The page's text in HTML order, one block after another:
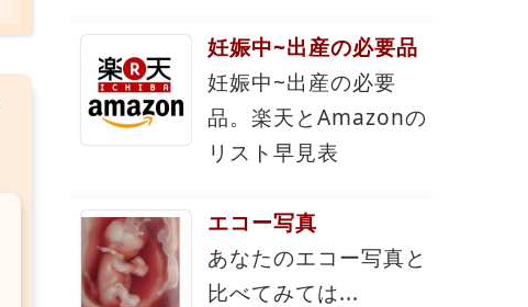
妊娠中~出産の必要品
妊娠中~出産の必要
品。楽天とAmazonの
リスト早見表
エコー写真
あなたのエコー写真と
比べてみては...